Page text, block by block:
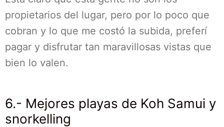
propietarios del lugar, pero por lo poco que
cobran y lo que me costó la subida, preferí
pagar y disfrutar tan maravillosas vistas que
bien lo valen.
6.- Mejores playas de Koh Samui y
snorkelling